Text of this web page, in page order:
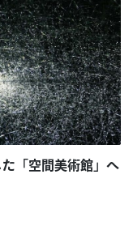
「空間美術館」へ